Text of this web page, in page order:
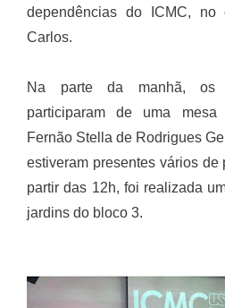
dependências do ICMC,
Carlos.
Na parte da manhã, os
participaram de uma
Fernão Stella de Rodrigues
estiveram presentes vários de
partir das 12h, foi realizada
jardins do bloco 3.